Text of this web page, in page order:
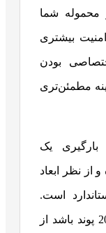
محموله شما
بیشتری
بودن
مطمئن‌تری
یک
پوند بوده و از نظر ابعاد
یا 48 پالت استاندارد است.
معمولا وقتی وزن بار بیشتر از 20000 پوند باشد از